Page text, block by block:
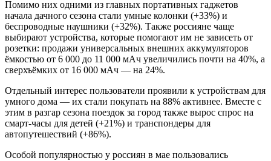
Помимо них одними из главных портативных гаджетов
начала дачного сезона стали умные колонки (+33%) и
беспроводные наушники (+32%). Также россияне чаще
выбирают устройства, которые помогают им не зависеть от
розетки: продажи универсальных внешних аккумуляторов
ёмкостью от 6 000 до 11 000 мАч увеличились почти на 40%, а
сверхъёмких от 16 000 мАч — на 24%.
Отдельный интерес пользователи проявили к устройствам для
умного дома — их стали покупать на 88% активнее. Вместе с
этим в разгар сезона поездок за город также вырос спрос на
смарт-часы для детей (+21%) и транспондеры для
автопутешествий (+86%).
Особой популярностью у россиян в мае пользовались